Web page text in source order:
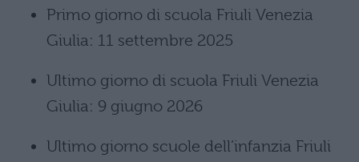
Primo giorno di scuola Friuli Venezia
Giulia: 11 settembre 2025
Ultimo giorno di scuola Friuli Venezia
Giulia: 9 giugno 2026
Ultimo giorno scuole dell’infanzia Friuli